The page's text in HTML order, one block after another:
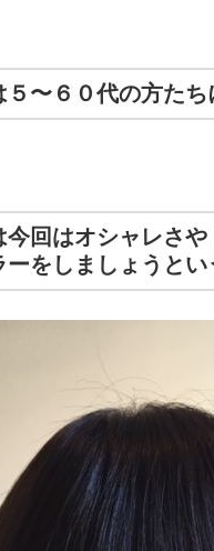
５〜６０代の方た
今回はオシャレさ
ーをしましょうと